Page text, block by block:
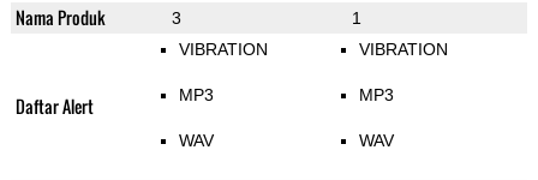
Nama Produk 3 1
Daftar Alert
VIBRATION
MP3
WAV
VIBRATION
MP3
WAV